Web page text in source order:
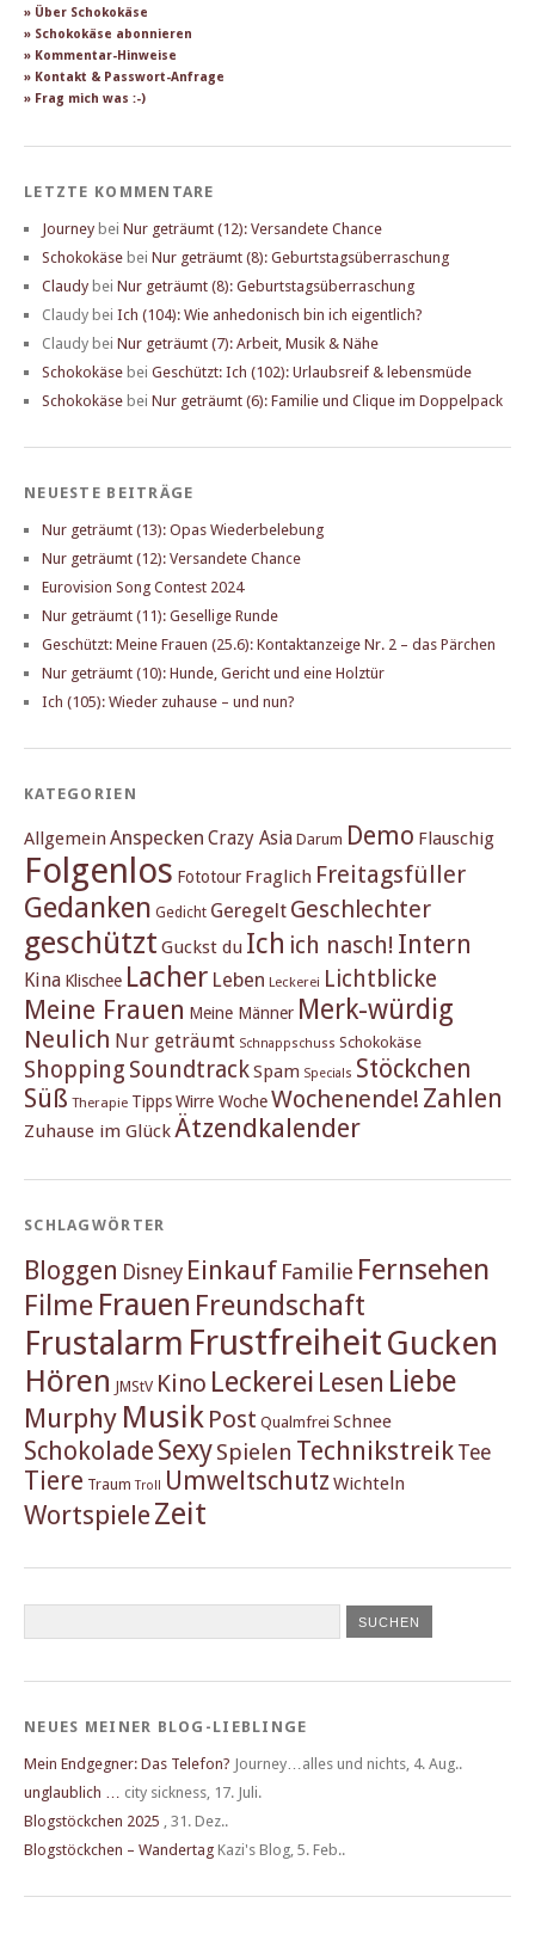
» Über Schokokäse
» Schokokäse abonnieren
» Kommentar-Hinweise
» Kontakt & Passwort-Anfrage
» Frag mich was :-)
LETZTE KOMMENTARE
Journey bei Nur geträumt (12): Versandete Chance
Schokokäse bei Nur geträumt (8): Geburtstagsüberraschung
Claudy bei Nur geträumt (8): Geburtstagsüberraschung
Claudy bei Ich (104): Wie anhedonisch bin ich eigentlich?
Claudy bei Nur geträumt (7): Arbeit, Musik & Nähe
Schokokäse bei Geschützt: Ich (102): Urlaubsreif & lebensmüde
Schokokäse bei Nur geträumt (6): Familie und Clique im Doppelpack
NEUESTE BEITRÄGE
Nur geträumt (13): Opas Wiederbelebung
Nur geträumt (12): Versandete Chance
Eurovision Song Contest 2024
Nur geträumt (11): Gesellige Runde
Geschützt: Meine Frauen (25.6): Kontaktanzeige Nr. 2 – das Pärchen
Nur geträumt (10): Hunde, Gericht und eine Holztür
Ich (105): Wieder zuhause – und nun?
KATEGORIEN
Allgemein Anspecken Crazy Asia Darum Demo Flauschig
Folgenlos Fototour Fraglich Freitagsfüller
Gedanken Gedicht Geregelt Geschlechter
geschützt Guckst du Ich ich nasch! Intern
Kina Klischee Lacher Leben Leckerei Lichtblicke
Meine Frauen Meine Männer Merk-würdig
Neulich Nur geträumt Schnappschuss Schokokäse
Shopping SoundtrackSpam Specials Stöckchen
Süß Therapie TippsWirre WocheWochenende! Zahlen
Zuhause im Glück Ätzendkalender
SCHLAGWÖRTER
Bloggen Disney Einkauf Familie Fernsehen
Filme Frauen Freundschaft
Frustalarm FrustfreiheitGucken
Hören JMStV Kino Leckerei Lesen Liebe
Murphy Musik Post Qualmfrei Schnee
Schokolade SexySpielen Technikstreik Tee
Tiere Traum Troll Umweltschutz Wichteln
Wortspiele Zeit
NEUES MEINER BLOG-LIEBLINGE
Mein Endgegner: Das Telefon? Journey…alles und nichts 4. Aug..
unglaublich …
city sickness 17. Juli.
Blogstöckchen 2025
31. Dez..
Blogstöckchen – Wandertag Kazi's Blog 5. Feb..